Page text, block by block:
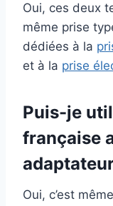
Oui, ces deux
même prise
dédiées à la
et à la prise
Puis-je
française
Oui, c’est